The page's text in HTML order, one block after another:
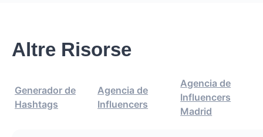
Altre Risorse
Generador de
Hashtags
Agencia de
Influencers
Agencia de
Influencers
Madrid